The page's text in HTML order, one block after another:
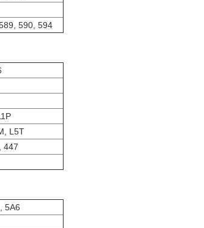
590, 594
L5T
447
5A6